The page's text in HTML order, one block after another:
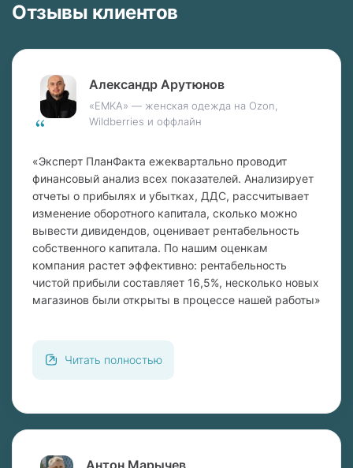
Отзывы клиентов
Александр Арутюнов
«EMKA» — женская одежда на Ozon,
Wildberries и оффлайн
«Эксперт ПланФакта ежеквартально проводит
финансовый анализ всех показателей. Анализирует
отчеты о прибылях и убытках, ДДС, рассчитывает
изменение оборотного капитала, сколько можно
вывести дивидендов, оценивает рентабельность
собственного капитала. По нашим оценкам
компания растет эффективно: рентабельность
чистой прибыли составляет 16,5%, несколько новых
магазинов были открыты в процессе нашей работы»
Читать полностью